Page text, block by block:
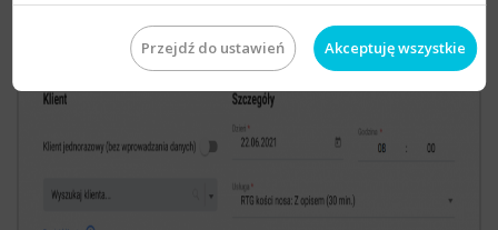
Przejdź do ustawień Akceptuję wszystkie